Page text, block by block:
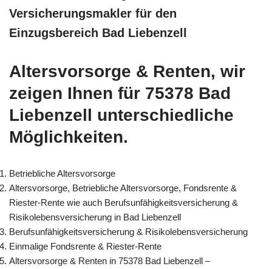
Versicherungsmakler für den
Einzugsbereich Bad Liebenzell
Altersvorsorge & Renten, wir
zeigen Ihnen für 75378 Bad
Liebenzell unterschiedliche
Möglichkeiten.
Betriebliche Altersvorsorge
Altersvorsorge, Betriebliche Altersvorsorge, Fondsrente &
Riester-Rente wie auch Berufsunfähigkeitsversicherung &
Risikolebensversicherung in Bad Liebenzell
Berufsunfähigkeitsversicherung & Risikolebensversicherung
Einmalige Fondsrente & Riester-Rente
Altersvorsorge & Renten in 75378 Bad Liebenzell –